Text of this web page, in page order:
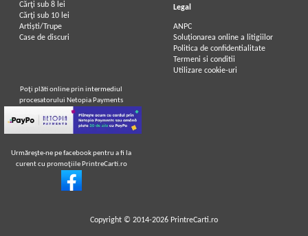
Cărţi sub 8 lei
Cărţi sub 10 lei
Artiști/Trupe
Case de discuri
Legal
ANPC
Soluționarea online a litigiilor
Politica de confidentialitate
Termeni si conditii
Utilizare cookie-uri
Poţi plăti online prin intermediul
procesatorului Netopia Payments
Urmăreşte-ne pe facebook pentru a fi la
curent cu promoţiile PrintreCarti.ro
Copyright © 2014-2026 PrintreCarti.ro